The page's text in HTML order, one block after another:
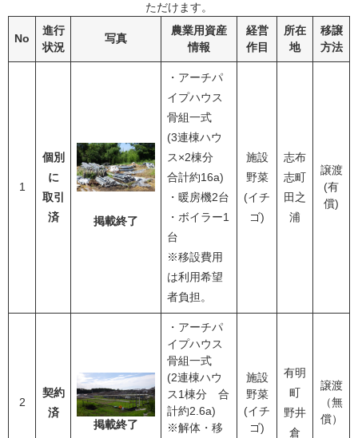
ただけます。
No
進行
状況
写真
農業用資産
情報
経営
作目
所在
地
移譲
方法
1
個別
に
取引
済
掲載終了
・アーチパ
イプハウス
骨組一式
(3連棟ハウ
ス×2棟分
合計約16a)
・暖房機2台
・ボイラー1
台
​※移設費用
は利用希望
者負担。
施設
野菜
(イチ
ゴ)
志布
志町
田之
浦
譲渡
(有
償)
2
契約
済
掲載終了
・アーチパ
イプハウス
骨組一式
(2連棟ハウ
ス1棟分 合
計約2.6a)
​※解体・移
施設
野菜
(イチ
ゴ)
有明
町
野井
倉
譲渡
（無
償）